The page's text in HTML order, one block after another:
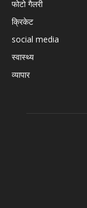
फोटो गैलरी
क्रिकेट
social media
स्वास्थ्य
व्यापार